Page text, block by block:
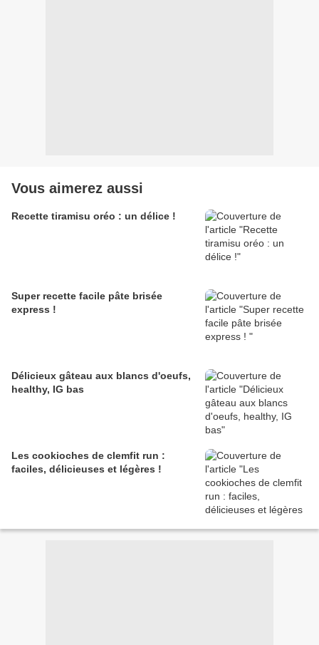
Vous aimerez aussi
Recette tiramisu oréo : un délice !
Super recette facile pâte brisée
express !
Délicieux gâteau aux blancs d'oeufs,
healthy, IG bas
Les cookioches de clemfit run :
faciles, délicieuses et légères !